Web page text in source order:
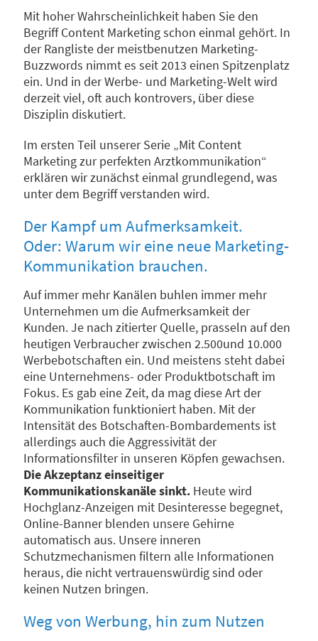
Mit hoher Wahrscheinlichkeit haben Sie den
Begriff Content Marketing schon einmal gehört. In
der Rangliste der meistbenutzen Marketing-
Buzzwords nimmt es seit 2013 einen Spitzenplatz
ein. Und in der Werbe- und Marketing-Welt wird
derzeit viel, oft auch kontrovers, über diese
Disziplin diskutiert.
Im ersten Teil unserer Serie „Mit Content
Marketing zur perfekten Arztkommunikation“
erklären wir zunächst einmal grundlegend, was
unter dem Begriff verstanden wird.
Der Kampf um Aufmerksamkeit.
Oder: Warum wir eine neue Marketing-
Kommunikation brauchen.
Auf immer mehr Kanälen buhlen immer mehr
Unternehmen um die Aufmerksamkeit der
Kunden. Je nach zitierter Quelle, prasseln auf den
heutigen Verbraucher zwischen 2.500und 10.000
Werbebotschaften ein. Und meistens steht dabei
eine Unternehmens- oder Produktbotschaft im
Fokus. Es gab eine Zeit, da mag diese Art der
Kommunikation funktioniert haben. Mit der
Intensität des Botschaften-Bombardements ist
allerdings auch die Aggressivität der
Informationsfilter in unseren Köpfen gewachsen.
Die Akzeptanz einseitiger
Kommunikationskanäle sinkt. Heute wird
Hochglanz-Anzeigen mit Desinteresse begegnet,
Online-Banner blenden unsere Gehirne
automatisch aus. Unsere inneren
Schutzmechanismen filtern alle Informationen
heraus, die nicht vertrauenswürdig sind oder
keinen Nutzen bringen.
Weg von Werbung, hin zum Nutzen